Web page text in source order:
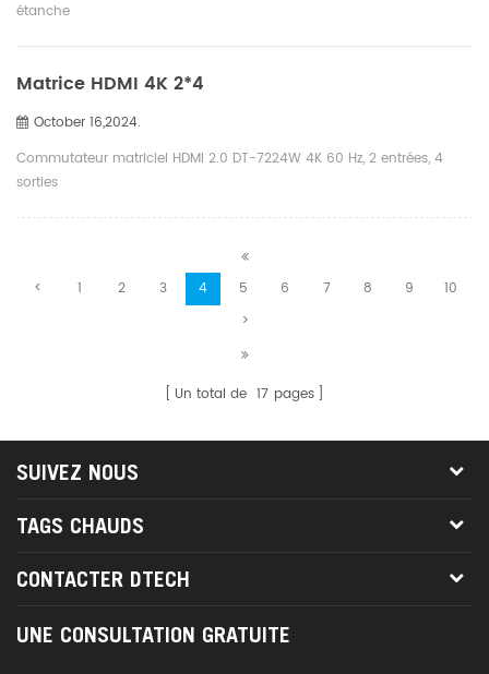
étanche
Matrice HDMI 4K 2*4
October 16,2024.
Commutateur matriciel HDMI 2.0 DT-7224W 4K 60 Hz, 2 entrées, 4
sorties
< 1 2 3 4 5 6 7 8 9
10
>
Un total de 17 pages
SUIVEZ NOUS
TAGS CHAUDS
CONTACTER DTECH
UNE CONSULTATION GRATUITE